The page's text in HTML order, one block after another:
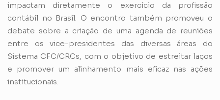
impactam diretamente o exercício da profissão
contábil no Brasil. O encontro também promoveu o
debate sobre a criação de uma agenda de reuniões
entre os vice-presidentes das diversas áreas do
Sistema CFC/CRCs, com o objetivo de estreitar laços
e promover um alinhamento mais eficaz nas ações
institucionais.